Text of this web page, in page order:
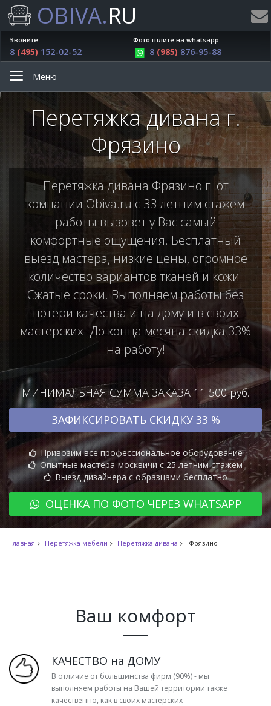
OBIVA.RU
Звоните:
8 (495) 152-02-52
Фото шлите на whatsapp:
8 (985) 876-95-88
Меню
Перетяжка дивана г.
Фрязино
Перетяжка дивана Фрязино г. от
компании Obiva.ru с 33 летним стажем
работы вызовет у Вас самый
комфортные ощущения. Бесплатный
выезд мастера, низкие цены, огромное
количество вариантов тканей и кожи.
Сжатые сроки. Выполняем работы без
потери качества и на дому и в своих
мастерских. До конца месяца скидка 33%
на работу!
МИНИМАЛЬНАЯ СУММА ЗАКАЗА 11 500 руб.
ЗАФИКСИРОВАТЬ СКИДКУ 33 %
Привозим всё профессиональное оборудование
Опытные мастера-москвичи с 25 летним стажем
Выезд дизайнера с образцами бесплатно
ОЦЕНКА ПО ФОТО ЧЕРЕЗ WHATSAPP
Главная Перетяжка мебели Перетяжка дивана Фрязино
Ваш комфорт
КАЧЕСТВО на ДОМУ
В отличие от большинства фирм (90%) - мы
выполняем работы на Вашей территории также
качественно, как в своих мастерских